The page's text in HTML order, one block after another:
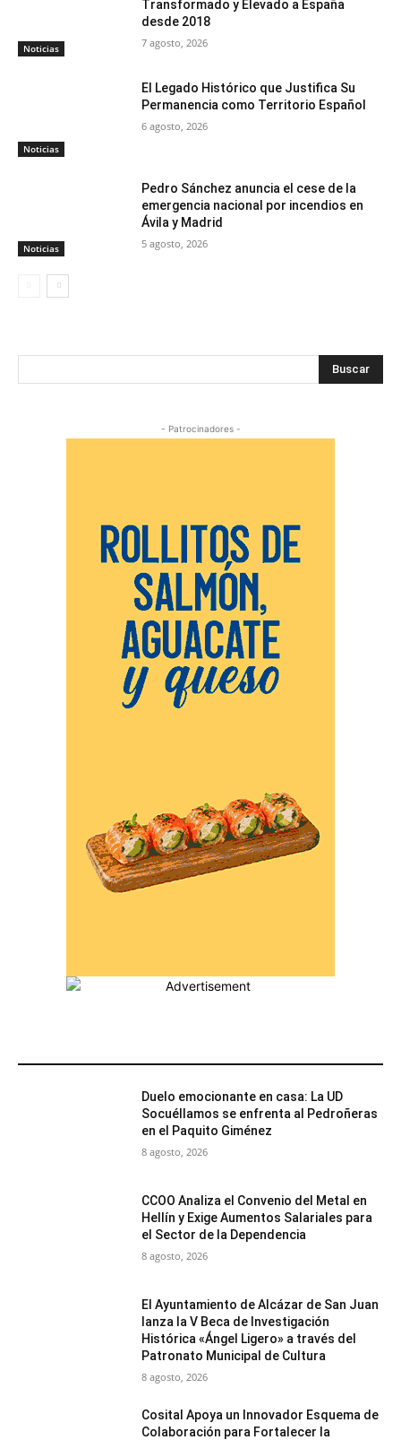
Noticias
Transformado y Elevado a España
desde 2018
7 agosto, 2026
Noticias
El Legado Histórico que Justifica Su
Permanencia como Territorio Español
6 agosto, 2026
Noticias
Pedro Sánchez anuncia el cese de la
emergencia nacional por incendios en
Ávila y Madrid
5 agosto, 2026
Buscar
- Patrocinadores -
Duelo emocionante en casa: La UD
Socuéllamos se enfrenta al Pedroñeras
en el Paquito Giménez
8 agosto, 2026
CCOO Analiza el Convenio del Metal en
Hellín y Exige Aumentos Salariales para
el Sector de la Dependencia
8 agosto, 2026
El Ayuntamiento de Alcázar de San Juan
lanza la V Beca de Investigación
Histórica «Ángel Ligero» a través del
Patronato Municipal de Cultura
8 agosto, 2026
Cosital Apoya un Innovador Esquema de
Colaboración para Fortalecer la